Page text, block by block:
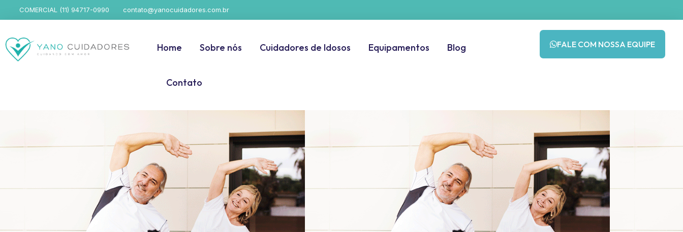
COMERCIAL (11) 94717-0990 contato@yanocuidadores.com.br
Home Sobre nós Cuidadores de Idosos Equipamentos Blog
Contato
FALE COM NOSSA EQUIPE